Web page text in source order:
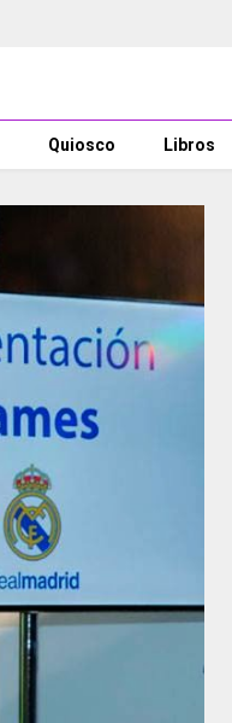
Quiosco Libros